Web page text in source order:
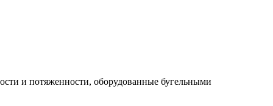
и потяженности, оборудованные бугельными